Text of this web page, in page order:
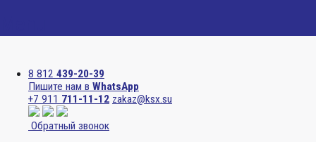
8 812 439-20-39
Пишите нам в WhatsApp
+7 911 711-11-12 zakaz@ksx.su
Обратный звонок